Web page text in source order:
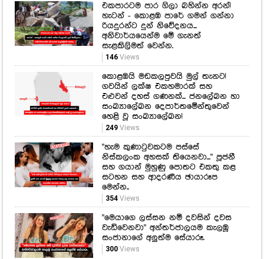
එකපාරටම පාර ගිලා බහින්න අරන්!
හැටන් - කොළඹ පාරේ ගමන් ගන්නා
රියදුරන්ට දුන් නිවේදනය...
අනිවාර්යයෙන්ම මේ ගැනත්
සැළකිලිමත් වෙන්න.
146Views
කොළඹයි මඩකලපුවයි මුල් තැනට!
ගවයින් ලක්ෂ එකහමාරක් සහ
එළුවන් දහස් ගණනක්... ජනලේඛන හා
සංඛ්‍යාලේඛන දෙපාර්තමේන්තුවෙන්
හෙළි වූ සංඛ්‍යාලේඛන!
249Views
"හැම කුණාටුවකටම පස්සේ
නිස්කලංක අහසක් තියෙනවා..." පූජනී
සහ ගයාන් මුහුණු පොතට එකතු කළ
සටහන සහ ආදරණීය ඡායාරූප
මෙන්න..
354Views
"මෙයාගෙ ලස්සන නම් දවසින් දවස
වැඩිවෙනවා" අන්තර්ජාලයම කැලඹූ
සංජානාගේ අලුත්ම සේයාරූ.
300Views